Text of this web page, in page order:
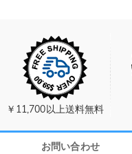
￥11,700以上送料無料
お問い合わせ